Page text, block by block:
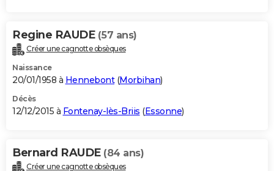
Regine RAUDE (57 ans)
Créer une cagnotte obsèques
Naissance
20/01/1958 à Hennebont(Morbihan)
Décès
12/12/2015 à Fontenay-lès-Briis (Essonne)
Bernard RAUDE (84 ans)
Créer une cagnotte obsèques